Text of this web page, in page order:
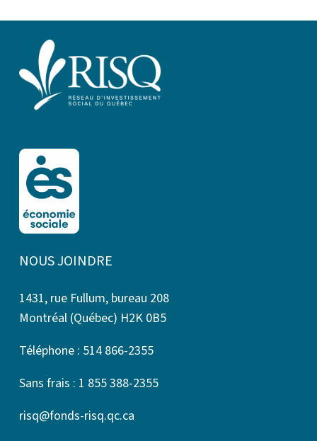
NOUS JOINDRE
1431, rue Fullum, bureau 208
Montréal (Québec) H2K 0B5
Téléphone : 514 866-2355
Sans frais : 1 855 388-2355
risq@fonds-risq.qc.ca